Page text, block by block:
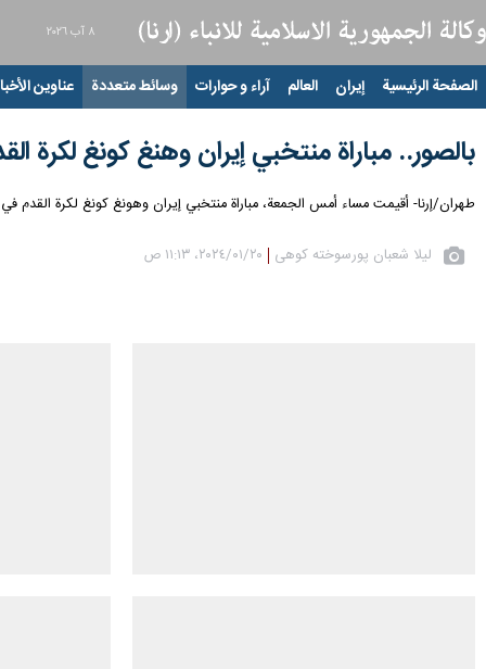
٨ آب ٢٠٢٦
الصفحة الرئيسية إيران العالم آراء و حوارات وسائط متعددة عناوين
بالصور.. مباراة منتخبي إيران وهنغ كونغ لكرة
طهران/إرنا- أقيمت مساء أمس الجمعة، مباراة منتخبي إيران وهونغ كونغ لكرة القدم في الجولة الثانية للمجموعة الثالثة ببطولة كأس أمم آسيا
لیلا شعبان پورسوخته کوهی ٢٠‏/٠١‏/٢٠٢٤، ١١:١٣ ص